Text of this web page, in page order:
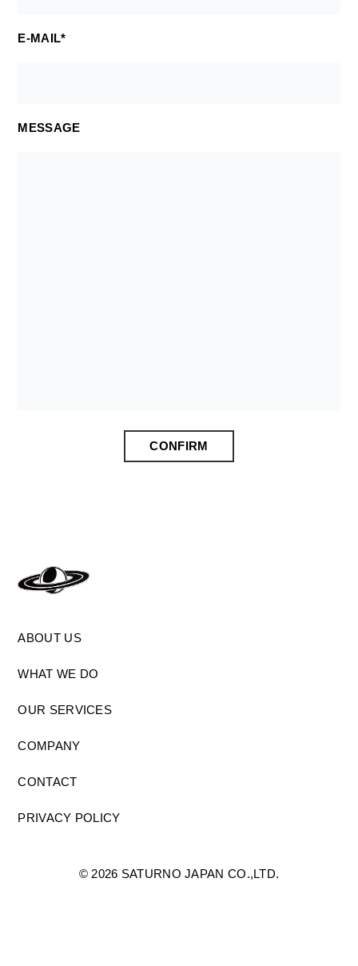
E-MAIL*
MESSAGE
ABOUT US
WHAT WE DO
OUR SERVICES
COMPANY
CONTACT
PRIVACY POLICY
©2026 SATURNO JAPAN CO.,LTD.